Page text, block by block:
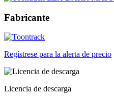
Fabricante
Regístrese para la alerta de precio
Licencia de descarga